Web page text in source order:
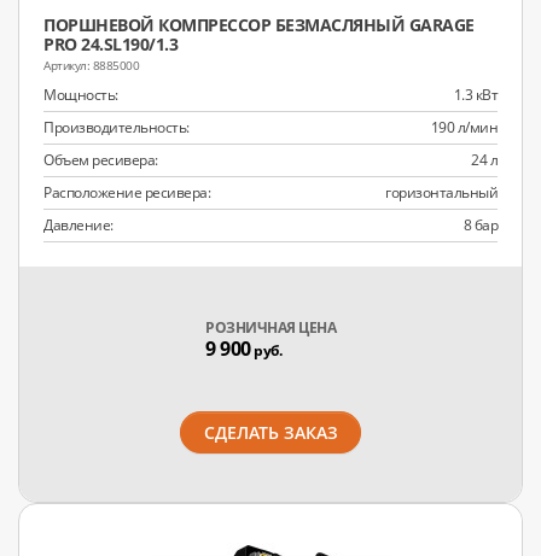
ПОРШНЕВОЙ КОМПРЕССОР БЕЗМАСЛЯНЫЙ GARAGE
PRO 24.SL190/1.3
8885000
Мощность:
1.3 кВт
Производительность:
190 л/мин
Объем ресивера:
24 л
Расположение ресивера:
горизонтальный
Давление:
8 бар
РОЗНИЧНАЯ ЦЕНА
9 900руб.
СДЕЛАТЬ ЗАКАЗ